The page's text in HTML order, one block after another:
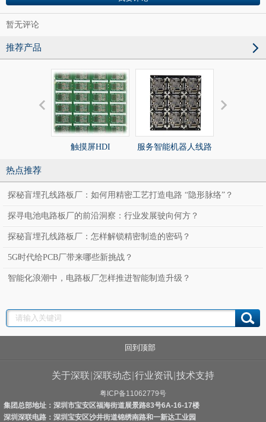
暂无评论
推荐产品
触摸屏HDI 服务智能机器人线路
热点推荐
探秘盲埋孔线路板厂：如何用精密工艺打造电路 “隐形脉络”？
探寻电池电路板厂的前沿洞察：行业发展驶向何方？
探秘盲埋孔线路板厂：怎样解锁精密制造的密码？
5G时代给PCB厂带来哪些新挑战？
智能化浪潮中，电路板厂怎样推进智能制造升级？
回到顶部
关于深联 深联动态 行业资讯 技术支持
粤ICP备11062779号
集团总部地址：深圳市宝安区福海街道展景路83号6A-16-17楼
深圳深联电路：深圳宝安区沙井街道锦绣南路和一新达工业园